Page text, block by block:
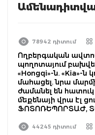
78942 դիտում
Ողբերգական
պողոտայում
«Hongqi»-ն. «Kia»-ն
մահացել. նրա
ժամանել են
մեքենայի վրա էլ
ՖՈՏՈՌԵՊՈՐՏԱԺ,
44245 դիտում